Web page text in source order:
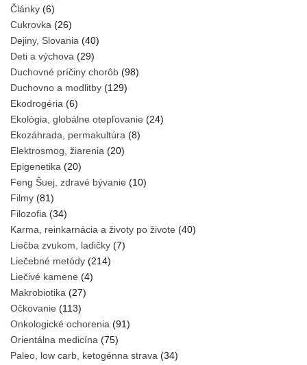
Články (6)
Cukrovka (26)
Dejiny, Slovania (40)
Deti a výchova (29)
Duchovné príčiny chorôb (98)
Duchovno a modlitby (129)
Ekodrogéria (6)
Ekológia, globálne otepľovanie (24)
Ekozáhrada, permakultúra (8)
Elektrosmog, žiarenia (20)
Epigenetika (20)
Feng Šuej, zdravé bývanie (10)
Filmy (81)
Filozofia (34)
Karma, reinkarnácia a životy po živote (40)
Liečba zvukom, ladičky (7)
Liečebné metódy (214)
Liečivé kamene (4)
Makrobiotika (27)
Očkovanie (113)
Onkologické ochorenia (91)
Orientálna medicína (75)
Paleo, low carb, ketogénna strava (34)